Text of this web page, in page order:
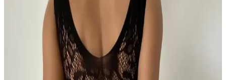
HayalGecesi Taşlı Özel Bölgesi Açık Fantazi Vücut
Çorapları Şıklık ve Çekiciliğin Uyumunu Sunar
Şık ve dayanıklı tasarımıyla öne çıkan taş detaylı açık fantazi vücut
çorabı, esnek yapısı ve rahat kullanımıyla ev ortamında ideal